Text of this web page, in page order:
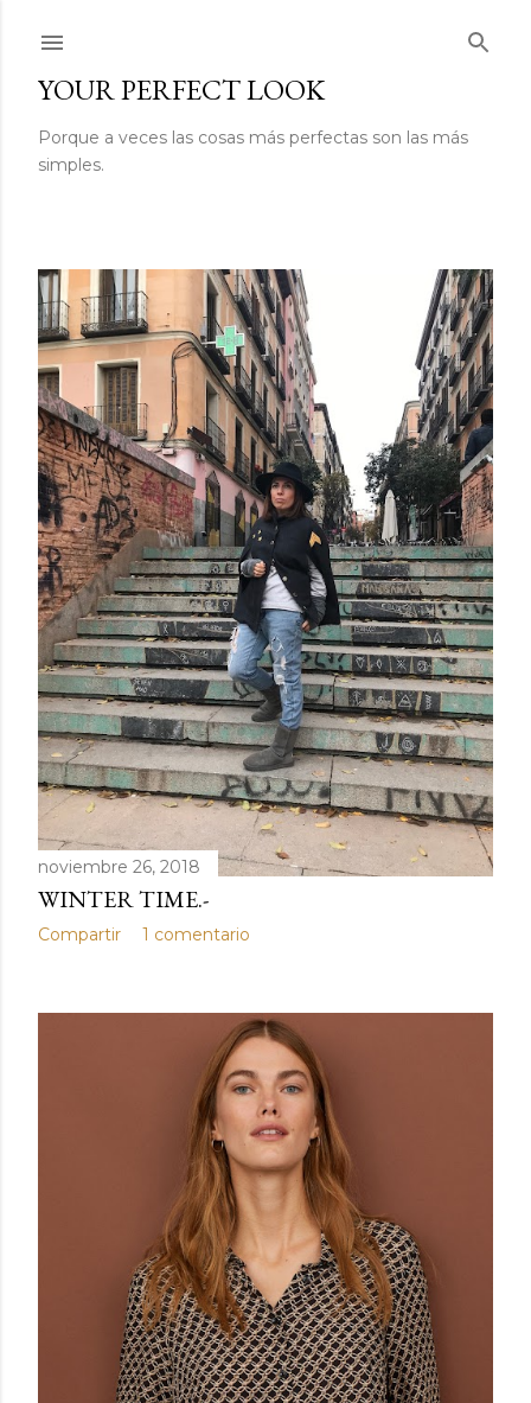
YOUR PERFECT LOOK
Porque a veces las cosas más perfectas son las más
simples.
E
n
t
r
a
d
a
s
noviembre 26, 2018
WINTER TIME.-
Compartir 1 comentario